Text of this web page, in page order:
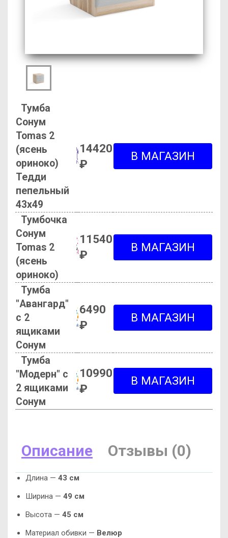
Тумба
Сонум
Tomas 2
(ясень
ориноко)
Тедди
пепельный
43х49
14420
₽
Тумбочка
Сонум
Tomas 2
(ясень
ориноко)
11540
₽
Тумба
"Авангард"
с 2
ящиками
Сонум
6490
₽
Тумба
"Модерн" с
2 ящиками
Сонум
10990
₽
Описание Отзывы (0)
Длина — 43 см
Ширина — 49 см
Высота — 45 см
Материал обивки — Велюр